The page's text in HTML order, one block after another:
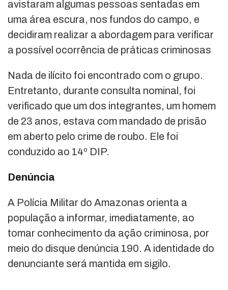
avistaram algumas pessoas sentadas em
uma área escura, nos fundos do campo, e
decidiram realizar a abordagem para verificar
a possível ocorrência de práticas criminosas
Nada de ilícito foi encontrado com o grupo.
Entretanto, durante consulta nominal, foi
verificado que um dos integrantes, um homem
de 23 anos, estava com mandado de prisão
em aberto pelo crime de roubo. Ele foi
conduzido ao 14º DIP.
Denúncia
A Polícia Militar do Amazonas orienta a
população a informar, imediatamente, ao
tomar conhecimento da ação criminosa, por
meio do disque denúncia 190. A identidade do
denunciante será mantida em sigilo.